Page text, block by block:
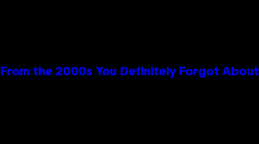
the 2000s You Definitely Forgot About